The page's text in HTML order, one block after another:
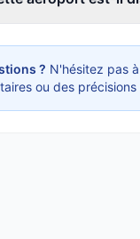
? N'hésitez pas
ou des